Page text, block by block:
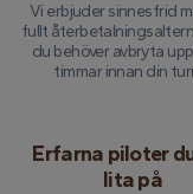
Vi erbjuder sinnesfrid
fullt
du behöver avbryta
timmar innan din
Erfarna piloter
lita på